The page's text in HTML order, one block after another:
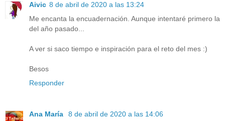
Aivic 8 de abril de 2020 a las 13:24
Me encanta la encuadernación. Aunque intentaré primero la
del año pasado...
A ver si saco tiempo e inspiración para el reto del mes :)
Besos
Responder
Ana María
8 de abril de 2020 a las 14:06